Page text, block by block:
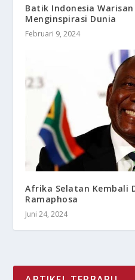
Batik Indonesia
Menginspirasi Dunia
Februari 9, 2024
Afrika Selatan Kembali
Ramaphosa
Juni 24, 2024